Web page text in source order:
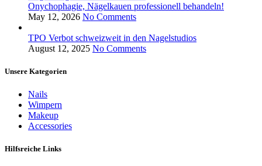
Onychophagie, Nägelkauen professionell behandeln!
May 12, 2026 No Comments
TPO Verbot schweizweit in den Nagelstudios
August 12, 2025 No Comments
Unsere Kategorien
Nails
Wimpern
Makeup
Accessories
Hilfsreiche Links